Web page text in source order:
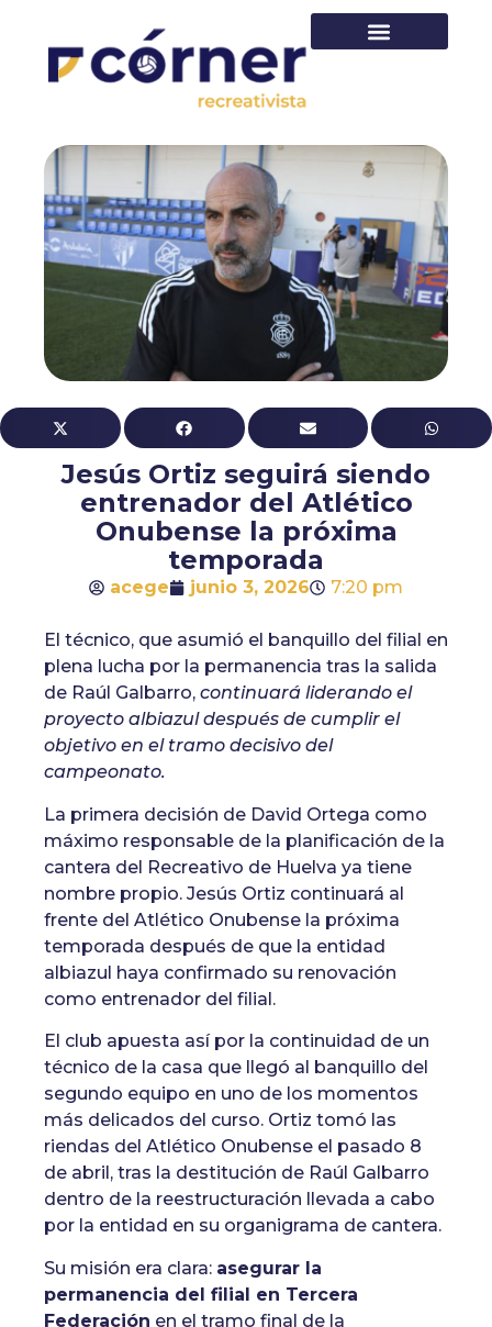
Jesús Ortiz seguirá siendo
entrenador del Atlético
Onubense la próxima
temporada
acege junio 3, 2026 7:20 pm
El técnico, que asumió el banquillo del filial en
plena lucha por la permanencia tras la salida
de Raúl Galbarro, continuará liderando el
proyecto albiazul después de cumplir el
objetivo en el tramo decisivo del
campeonato.
La primera decisión de David Ortega como
máximo responsable de la planificación de la
cantera del Recreativo de Huelva ya tiene
nombre propio. Jesús Ortiz continuará al
frente del Atlético Onubense la próxima
temporada después de que la entidad
albiazul haya confirmado su renovación
como entrenador del filial.
El club apuesta así por la continuidad de un
técnico de la casa que llegó al banquillo del
segundo equipo en uno de los momentos
más delicados del curso. Ortiz tomó las
riendas del Atlético Onubense el pasado 8
de abril, tras la destitución de Raúl Galbarro
dentro de la reestructuración llevada a cabo
por la entidad en su organigrama de cantera.
Su misión era clara: asegurar la
permanencia del filial en Tercera
Federación en el tramo final de la